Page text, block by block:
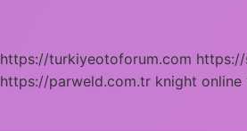
https://turkiyeotoforum.com
https://parweld.com.tr knight online